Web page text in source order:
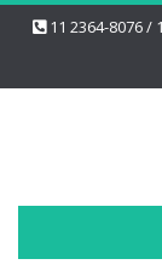
11 2364-8076 /